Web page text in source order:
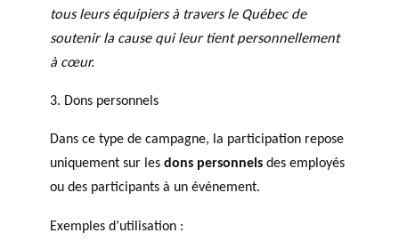
tous leurs équipiers à travers le Québec de
soutenir la cause qui leur tient personnellement
à cœur.
3. Dons personnels
Dans ce type de campagne, la participation repose
uniquement sur les dons personnels des employés
ou des participants à un événement.
Exemples d’utilisation :